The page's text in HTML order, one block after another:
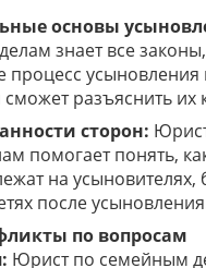
основы
знает все законы,
процесс усыновления
разъяснить их
сторон:
помогает понять,
на усыновителях,
после
по вопросам
Юрист по семейным